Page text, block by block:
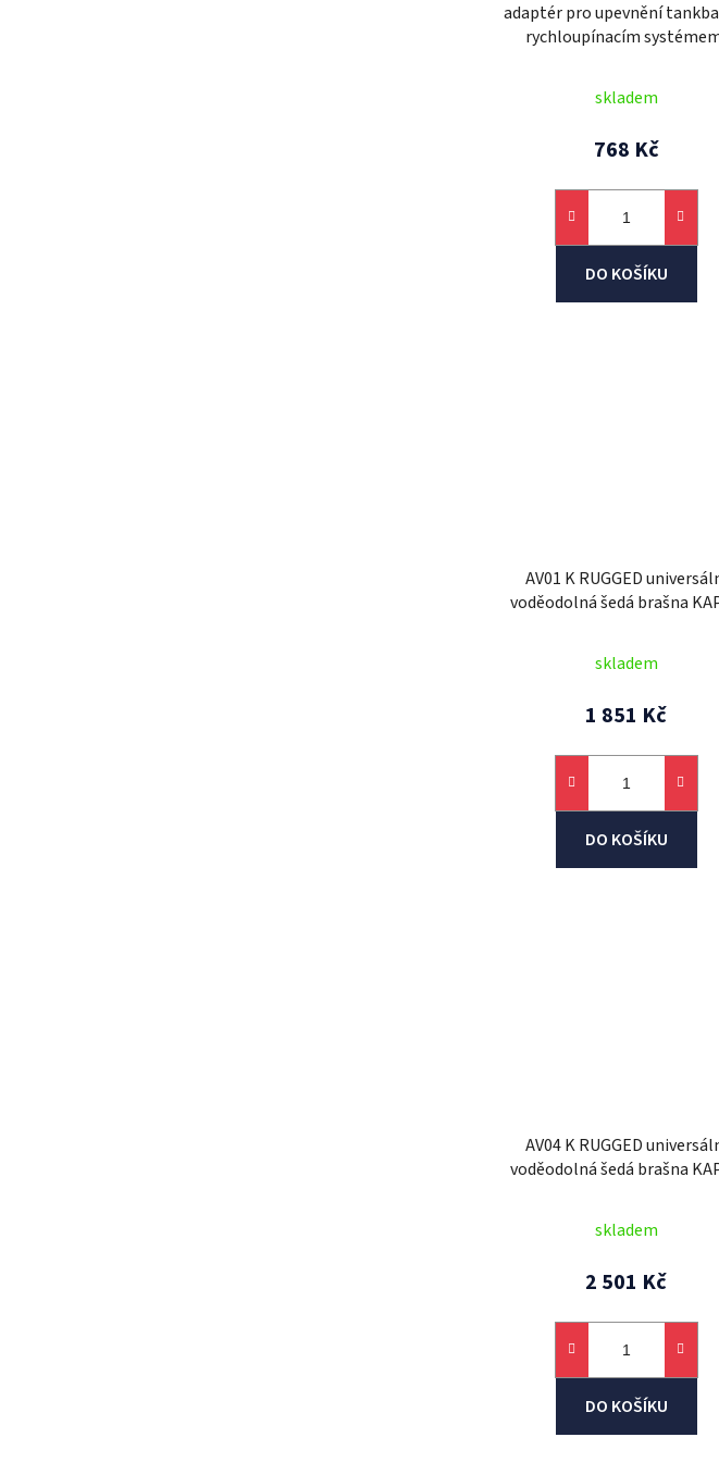
adaptér pro upevnění
rychloupínacím
skladem
768 Kč
DO KOŠÍKU
AV01 K RUGGED
voděodolná šedá brašna
skladem
1 851 Kč
DO KOŠÍKU
AV04 K RUGGED
voděodolná šedá brašna
skladem
2 501 Kč
DO KOŠÍKU